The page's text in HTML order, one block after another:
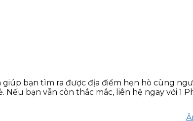
giúp bạn tìm ra được địa điểm hẹn hò cùng
bạn vẫn còn thắc mắc, liên hệ ngay với 1